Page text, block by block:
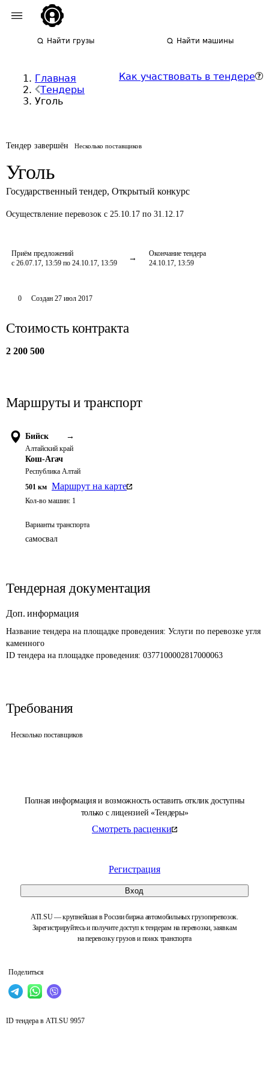
Найти грузы Найти машины
Главная
Тендеры
Уголь
Как участвовать в тендере
Тендер завершён Несколько поставщиков
Уголь
Государственный тендер, Открытый конкурс
Осуществление перевозок с 25.10.17 по 31.12.17
Приём предложений
с 26.07.17, 13:59 по 24.10.17, 13:59
Окончание тендера
24.10.17, 13:59
Полная информация и возможность оставить отклик доступны
только с лицензией «Тендеры»
Смотреть расценки
Регистрация
Вход
ATI.SU — крупнейшая в России биржа автомобильных грузоперевозок.
Зарегистрируйтесь и получите доступ к тендерам на перевозки, заявкам
на перевозку грузов и поиск транспорта
Поделиться
0 Создан 27 июл 2017
Стоимость контракта
2 200 500
Маршруты и транспорт
Бийск →
Алтайский край
Кош-Агач
Республика Алтай
501 км Маршрут на карте
Кол-во машин: 1
Варианты транспорта
самосвал
Тендерная документация
Доп. информация
Название тендера на площадке проведения: Услуги по перевозке угля
каменного
ID тендера на площадке проведения: 0377100002817000063
Требования
Несколько поставщиков
ID тендера в ATI.SU 9957